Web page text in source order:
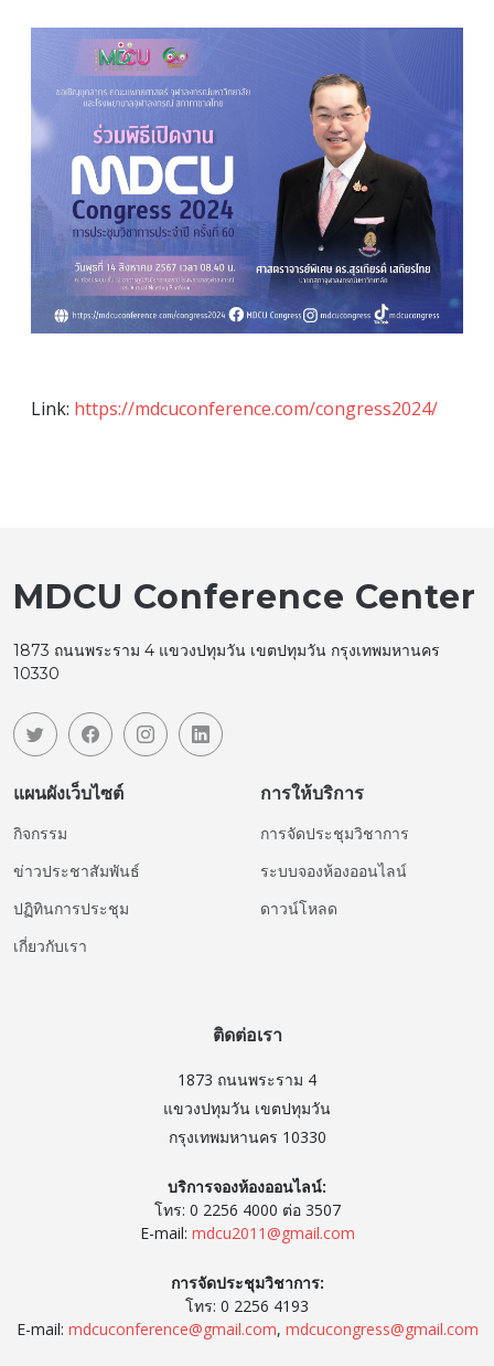
Link: https://mdcuconference.com/congress2024/
MDCU Conference Center
1873 ถนนพระราม 4 แขวงปทุมวัน เขตปทุมวัน กรุงเทพมหานคร
10330
แผนผังเว็บไซต์
กิจกรรม
ข่าวประชาสัมพันธ์
ปฏิทินการประชุม
เกี่ยวกับเรา
การให้บริการ
การจัดประชุมวิชาการ
ระบบจองห้องออนไลน์
ดาวน์โหลด
ติดต่อเรา
1873 ถนนพระราม 4
แขวงปทุมวัน เขตปทุมวัน
กรุงเทพมหานคร 10330
บริการจองห้องออนไลน์:
โทร: 0 2256 4000 ต่อ 3507
E-mail: mdcu2011@gmail.com
การจัดประชุมวิชาการ:
โทร: 0 2256 4193
E-mail: mdcuconference@gmail.com, mdcucongress@gmail.com